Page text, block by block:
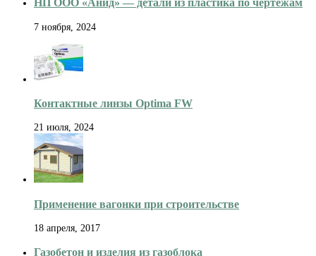
7 ноября, 2024
Контактные линзы Optima FW
21 июля, 2024
Применение вагонки при строительстве
18 апреля, 2017
Газобетон и изделия из газоблока